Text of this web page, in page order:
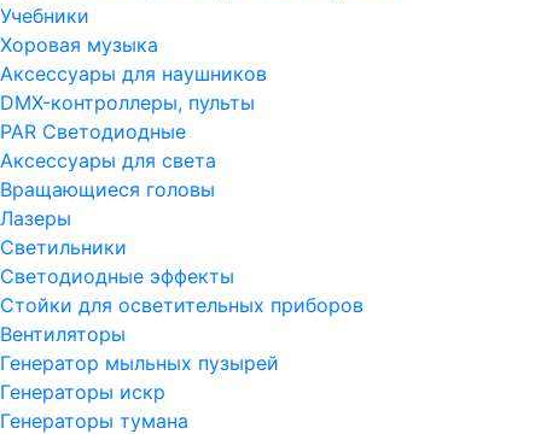
Учебники
Хоровая музыка
Аксессуары для наушников
DMX-контроллеры, пульты
PAR Светодиодные
Аксессуары для света
Вращающиеся головы
Лазеры
Светильники
Светодиодные эффекты
Стойки для осветительных приборов
Вентиляторы
Генератор мыльных пузырей
Генераторы искр
Генераторы тумана